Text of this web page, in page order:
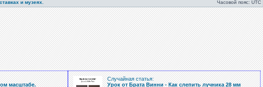
и музеях. Часовой пояс: UTC
масштабе.
Случайная статья:
Урок от Брата Винни - Как слепить лучника 28 мм